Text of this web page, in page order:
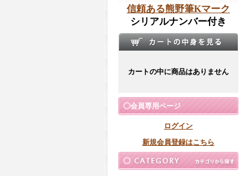
信頼ある熊野筆Kマーク
シリアルナンバー付き
カートの中に商品はありません
会員専用ページ
ログイン
新規会員登録はこちら